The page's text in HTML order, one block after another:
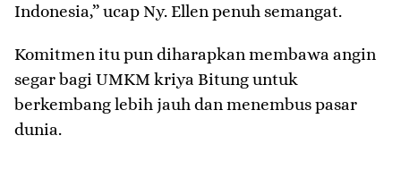
Indonesia,” ucap Ny. Ellen penuh semangat.
Komitmen itu pun diharapkan membawa angin
segar bagi UMKM kriya Bitung untuk
berkembang lebih jauh dan menembus pasar
dunia.